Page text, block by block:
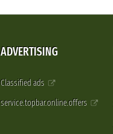
ADVERTISING
Classified ads
service.topbar.online.offers